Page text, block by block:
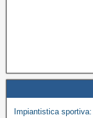
Impiantistica